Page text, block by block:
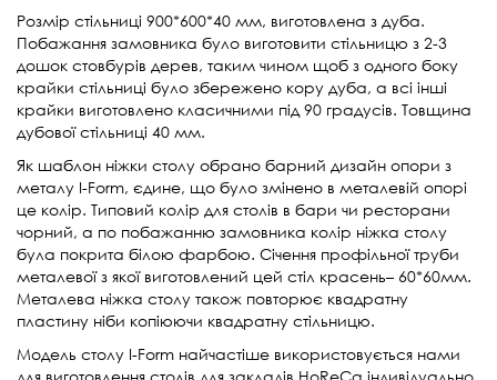
Розмір стільниці 900*600*40 мм, виготовлена з дуба.
Побажання замовника було виготовити стільницю з 2-3
дошок стовбурів дерев, таким чином щоб з одного боку
крайки стільниці було збережено кору дуба, а всі інші
крайки виготовлено класичними під 90 градусів. Товщина
дубової стільниці 40 мм.
Як шаблон ніжки столу обрано барний дизайн опори з
металу I-Form, єдине, що було змінено в металевій опорі
це колір. Типовий колір для столів в бари чи ресторани
чорний, а по побажанню замовника колір ніжка столу
була покрита білою фарбою. Січення профільної труби
металевої з якої виготовлений цей стіл красень– 60*60мм.
Металева ніжка столу також повторює квадратну
пластину ніби копіюючи квадратну стільницю.
Модель столу I-Form найчастіше використовується нами